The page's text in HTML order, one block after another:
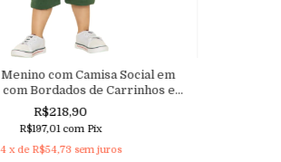
com Camisa Social em
Bordados de Carrinhos e
em Sarja com Elastano
R$218,90
R$197,01com Pix
4 x de R$54,73 sem juros